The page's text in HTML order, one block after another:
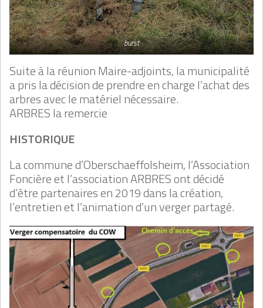
burst
Suite à la réunion Maire-adjoints, la municipalité
a pris la décision de prendre en charge l’achat des
arbres avec le matériel nécessaire.
ARBRES la remercie
HISTORIQUE
La commune d’Oberschaeffolsheim, l’Association
Foncière et l’association ARBRES ont décidé
d’être partenaires en 2019 dans la création,
l’entretien et l’animation d’un verger partagé.